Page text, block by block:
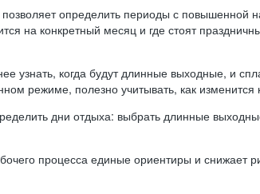
определить периоды с
на конкретный месяц и где стоят
узнать, когда будут длинные выходные, и
режиме, полезно учитывать, как
дни отдыха: выбрать длинные
процесса единые ориентиры и снижает